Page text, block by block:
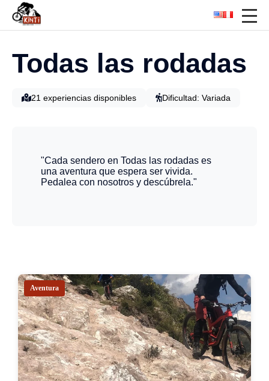
Todas las rodadas
21 experiencias disponibles Dificultad: Variada
"Cada sendero en Todas las rodadas es
una aventura que espera ser vivida.
Pedalea con nosotros y descúbrela."
Aventura